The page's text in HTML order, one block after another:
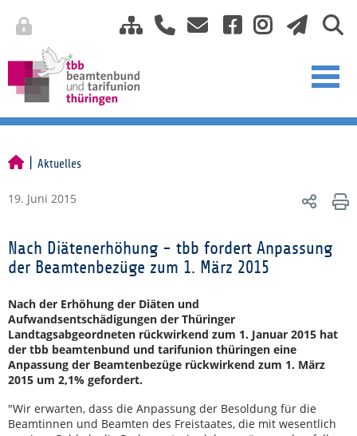
Aktuelles
19. Juni 2015
Nach Diätenerhöhung - tbb fordert Anpassung
der Beamtenbezüge zum 1. März 2015
Nach der Erhöhung der Diäten und
Aufwandsentschädigungen der Thüringer
Landtagsabgeordneten rückwirkend zum 1. Januar 2015 hat
der tbb beamtenbund und tarifunion thüringen eine
Anpassung der Beamtenbezüge rückwirkend zum 1. März
2015 um 2,1% gefordert.
"Wir erwarten, dass die Anpassung der Besoldung für die
Beamtinnen und Beamten des Freistaates, die mit wesentlich